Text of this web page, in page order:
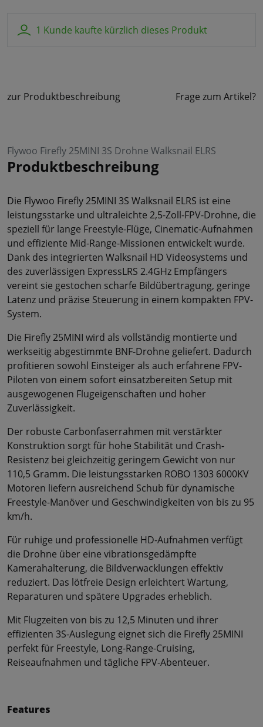
1 Kunde kaufte kürzlich dieses Produkt
zur Produktbeschreibung Frage zum Artikel?
Flywoo Firefly 25MINI 3S Drohne Walksnail ELRS
Produktbeschreibung
Die Flywoo Firefly 25MINI 3S Walksnail ELRS ist eine
leistungsstarke und ultraleichte 2,5-Zoll-FPV-Drohne, die
speziell für lange Freestyle-Flüge, Cinematic-Aufnahmen
und effiziente Mid-Range-Missionen entwickelt wurde.
Dank des integrierten Walksnail HD Videosystems und
des zuverlässigen ExpressLRS 2.4GHz Empfängers
vereint sie gestochen scharfe Bildübertragung, geringe
Latenz und präzise Steuerung in einem kompakten FPV-
System.
Die Firefly 25MINI wird als vollständig montierte und
werkseitig abgestimmte BNF-Drohne geliefert. Dadurch
profitieren sowohl Einsteiger als auch erfahrene FPV-
Piloten von einem sofort einsatzbereiten Setup mit
ausgewogenen Flugeigenschaften und hoher
Zuverlässigkeit.
Der robuste Carbonfaserrahmen mit verstärkter
Konstruktion sorgt für hohe Stabilität und Crash-
Resistenz bei gleichzeitig geringem Gewicht von nur
110,5 Gramm. Die leistungsstarken ROBO 1303 6000KV
Motoren liefern ausreichend Schub für dynamische
Freestyle-Manöver und Geschwindigkeiten von bis zu 95
km/h.
Für ruhige und professionelle HD-Aufnahmen verfügt
die Drohne über eine vibrationsgedämpfte
Kamerahalterung, die Bildverwacklungen effektiv
reduziert. Das lötfreie Design erleichtert Wartung,
Reparaturen und spätere Upgrades erheblich.
Mit Flugzeiten von bis zu 12,5 Minuten und ihrer
effizienten 3S-Auslegung eignet sich die Firefly 25MINI
perfekt für Freestyle, Long-Range-Cruising,
Reiseaufnahmen und tägliche FPV-Abenteuer.
Features